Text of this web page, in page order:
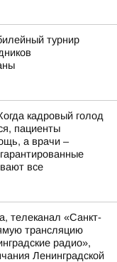
турнир
кадровый голод
пациенты
а врачи –
все
телеканал «Санкт-
трансляцию
радио»,
Ленинградской